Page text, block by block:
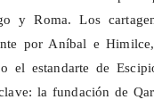
y Roma. Los
por Aníbal e Himilce
el estandarte de
la fundación de